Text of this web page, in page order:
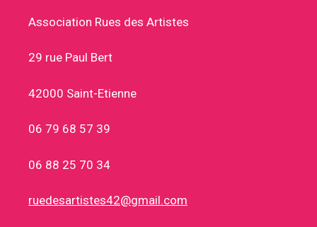
Association Rues des Artistes
29 rue Paul Bert
42000 Saint-Etienne
06 79 68 57 39
06 88 25 70 34
ruedesartistes42@gmail.com